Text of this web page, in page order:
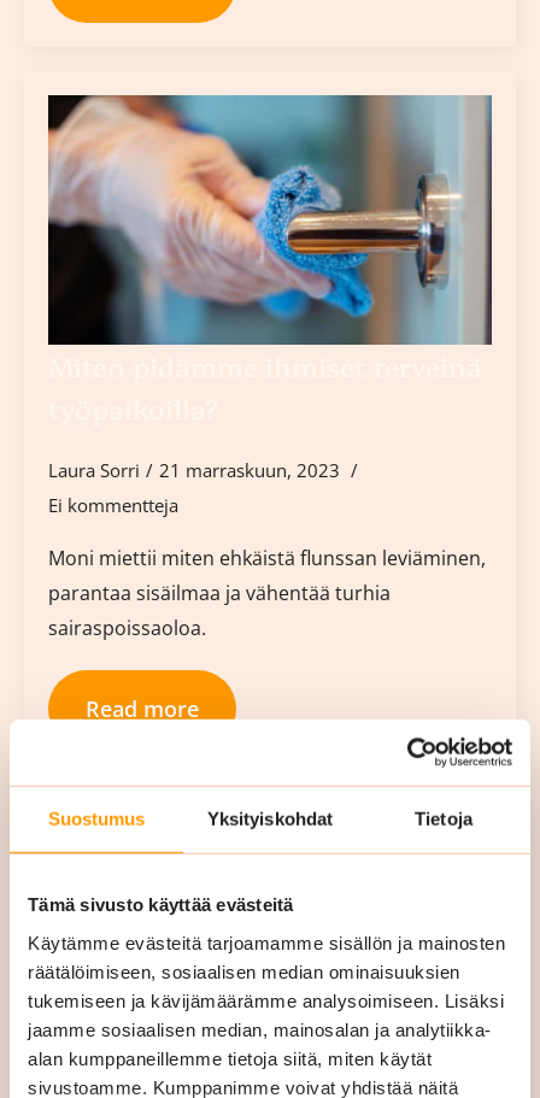
Suostumus Yksityiskohdat Tietoja
Tämä sivusto käyttää evästeitä
Käytämme evästeitä tarjoamamme sisällön ja mainosten
räätälöimiseen, sosiaalisen median ominaisuuksien
tukemiseen ja kävijämäärämme analysoimiseen. Lisäksi
jaamme sosiaalisen median, mainosalan ja analytiikka-
alan kumppaneillemme tietoja siitä, miten käytät
sivustoamme. Kumppanimme voivat yhdistää näitä
Laura Sorri
21 marraskuun, 2023
Ei kommentteja
Moni miettii miten ehkäistä flunssan leviäminen,
parantaa sisäilmaa ja vähentää turhia
sairaspoissaoloa.
Read more
Miten valita sopivin